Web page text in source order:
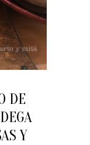
DE
Y